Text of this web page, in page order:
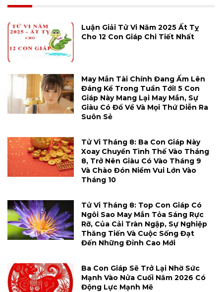
Luận Giải Tử Vi Năm 2025 Ất Tỵ
Cho 12 Con Giáp Chi Tiết Nhất
May Mắn Tài Chính Đang Ấm Lên
Đáng Kể Trong Tuần Tới! 5 Con
Giáp Này Mang Lại May Mắn, Sự
Giàu Có Đổ Về Và Mọi Thứ Diễn Ra
Suôn Sẻ
Tử Vi Tháng 8: Ba Con Giáp Này
Xoay Chuyển Tình Thế Vào Tháng
8, Trở Nên Giàu Có Vào Tháng 9
Và Chào Đón Niềm Vui Lớn Vào
Tháng 10
Tử Vi Tháng 8: Top Con Giáp Có
Ngôi Sao May Mắn Tỏa Sáng Rực
Rỡ, Của Cải Tràn Ngập, Sự Nghiệp
Thăng Tiến Và Cuộc Sống Đạt
Đến Những Đỉnh Cao Mới
Ba Con Giáp Sẽ Trở Lại Nhờ Sức
Mạnh Vào Nửa Cuối Năm 2026 Có
Động Lực Mạnh Mẽ